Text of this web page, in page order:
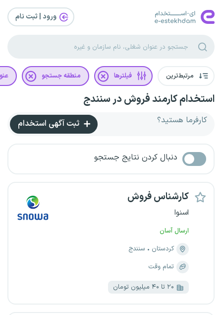
ورود | ثبت‌ نام
مرتبط‌ترین فیلترها منطقه جستجو
استخدام کارمند فروش در سنندج
کارفرما هستید؟ ثبت آگهی استخدام
دنبال کردن نتایج جستجو
کارشناس فروش
اسنوا
ارسال آسان
کردستان
سنندج
تمام وقت
۲۰ تا ۴۰ میلیون تومان